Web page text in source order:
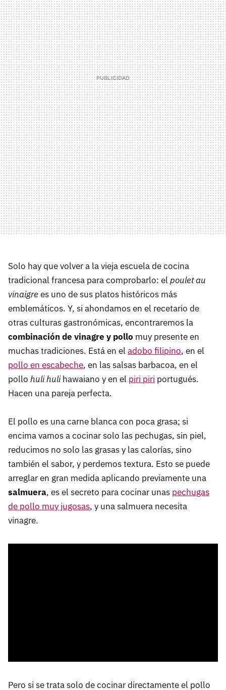
Solo hay que volver a la vieja escuela de cocina
tradicional francesa para comprobarlo: el poulet au
vinaigrees uno de sus platos históricos más
emblemáticos. Y, si ahondamos en el recetario de
otras culturas gastronómicas, encontraremos la
combinación de vinagre y pollo muy presente en
muchas tradiciones. Está en el adobo filipino, en el
pollo en escabeche, en las salsas barbacoa, en el
pollo huli hulihawaiano y en el piri piri portugués.
Hacen una pareja perfecta.
El pollo es una carne blanca con poca grasa; si
encima vamos a cocinar solo las pechugas, sin piel,
reducimos no solo las grasas y las calorías, sino
también el sabor, y perdemos textura. Esto se puede
arreglar en gran medida aplicando previamente una
salmuera, es el secreto para cocinar unas pechugas
de pollo muy jugosas, y una salmuera necesita
vinagre.
Pero si se trata solo de cocinar directamente el pollo